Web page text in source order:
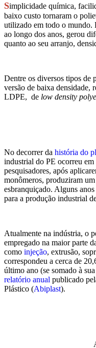
Simplicidade química,
baixo custo tornaram o
utilizado em todo o mundo.
ao longo dos anos, gerou
quanto ao seu arranjo,
Dentre os diversos tipos de
versão de baixa densidade,
LDPE, de low density
No decorrer da história do
industrial do PE ocorreu
pesquisadores, após
monômeros, produziram
esbranquiçado. Alguns
para a produção industrial
Atualmente na indústria, o
empregado na maior parte
como injeção, extrusão,
correspondeu a cerca de
último ano (se somado à
relatório anual publicado
Plástico (Abiplast).